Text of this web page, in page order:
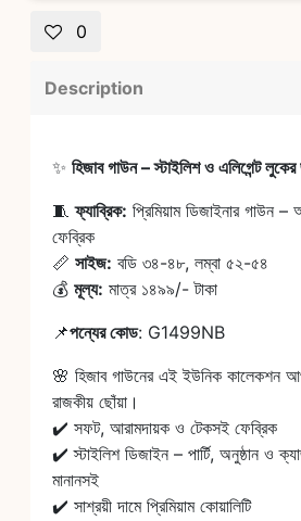
0
Description
✨ হিজাব গাউন – স্টাইলিশ ও এলিগেন্ট
🧵ফ্যাব্রিক: প্রিমিয়াম ডিজাইনার গাউন –
ফেব্রিক
📏 সাইজ: বডি ৩৪-৪৮, লম্বা ৫২-৫৪
💰 মূল্য: মাত্র ১৪৯৯/- টাকা
📌পন্যের কোড: G1499NB
🌸 হিজাব গাউনের এই ইউনিক কালেকশন
রাজকীয় ছোঁয়া।
✔️ সফট, আরামদায়ক ও টেকসই ফেব্রিক
✔️ স্টাইলিশ ডিজাইন – পার্টি, অনুষ্ঠান ও
মানানসই
✔️ সাশ্রয়ী দামে প্রিমিয়াম কোয়ালিটি